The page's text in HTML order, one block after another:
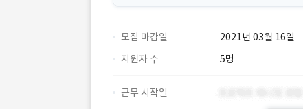
모집 마감일
2021년 03월 16일
지원자 수
5명
근무 시작일